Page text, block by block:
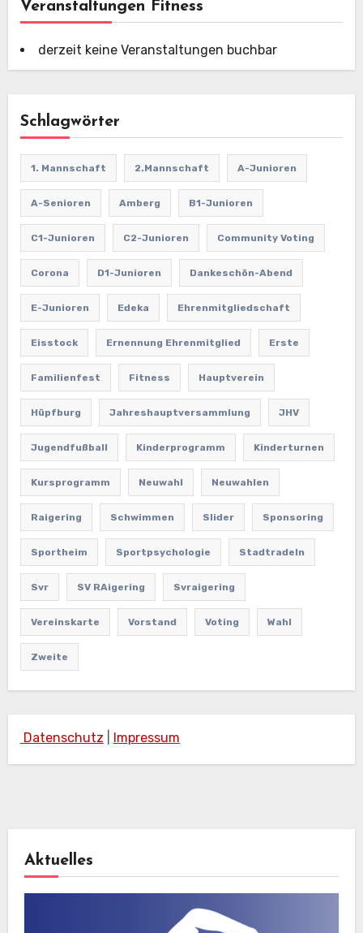
Veranstaltungen Fitness
derzeit keine Veranstaltungen buchbar
Schlagwörter
1. Mannschaft 2.Mannschaft A-Junioren
A-Senioren Amberg B1-Junioren
C1-Junioren C2-Junioren Community Voting
Corona D1-Junioren Dankeschön-Abend
E-Junioren Edeka Ehrenmitgliedschaft
Eisstock Ernennung Ehrenmitglied Erste
Familienfest Fitness Hauptverein
Hüpfburg Jahreshauptversammlung JHV
Jugendfußball Kinderprogramm Kinderturnen
Kursprogramm Neuwahl Neuwahlen
Raigering Schwimmen Slider Sponsoring
Sportheim Sportpsychologie Stadtradeln
Svr SV RAigering Svraigering
Vereinskarte Vorstand Voting Wahl
Zweite
Datenschutz Impressum
Aktuelles